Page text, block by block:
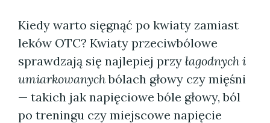
Kiedy warto sięgnąć po kwiaty zamiast
leków OTC? Kwiaty przeciwbólowe
sprawdzają się najlepiej przy łagodnych i
umiarkowanychbólach głowy czy mięśni
— takich jak napięciowe bóle głowy, ból
po treningu czy miejscowe napięcie